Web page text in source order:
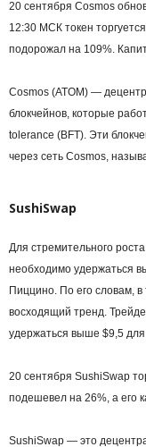
20 сентября Cosmos
12:30 МСК токен
подорожал на 109%.
Cosmos (ATOM) —
блокчейнов, которые
tolerance (BFT). Эти
через сеть Cosmos,
SushiSwap
Для стремительного
необходимо удержаться
Пиццино. По его словам, в
восходящий тренд.
удержаться выше $9,5
20 сентября SushiSwap
подешевел на 26%, а его
SushiSwap — это